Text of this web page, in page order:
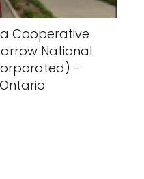
Cooperative
National
-